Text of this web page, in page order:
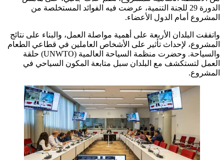
الدورة 29 للجنة التنمية، عرضت فيه الفوائد المستخلصة من
المشروع أمام الدول الأعضاء.
واتفقت البلدان الأربعة على أهمية مواصلة العمل، والبناء على نتائج
المشروع، لإحداث تأثير على الأشخاص العاملين في قطاعي الطعام
والسياحة. وحضرت منظمة السياحة العالمية (UNWTO) حلقة
العمل لتستكشف مع البلدان سبل متابعة المكون السياحي في
المشروع.